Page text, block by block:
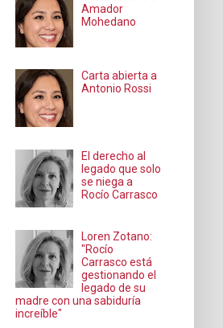
Amador
Mohedano
Carta abierta a
Antonio Rossi
El derecho al
legado que solo
se niega a
Rocío Carrasco
Loren Zotano:
"Rocío
Carrasco está
gestionando el
legado de su
madre con una sabiduría
increíble"